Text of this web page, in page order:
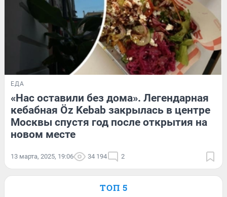
ЕДА
«Нас оставили без дома». Легендарная
кебабная Öz Kebab закрылась в центре
Москвы спустя год после открытия на
новом месте
13 марта, 2025, 19:06 34 194 2
ТОП 5